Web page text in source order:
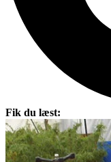
Fik du læst: